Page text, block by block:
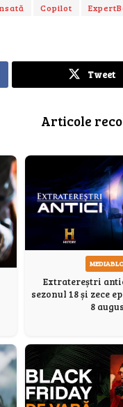
Copilot
Tweet
Articole
Extratereștri
sezonul 18 și zece
8